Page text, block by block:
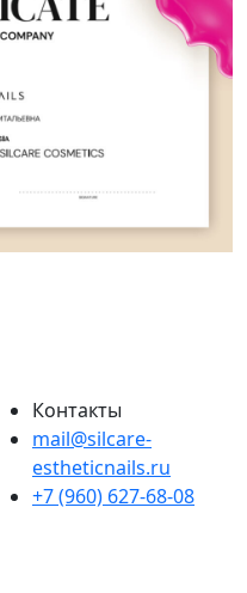
Контакты
mail@silcare-
estheticnails.ru
+7 (960) 627-68-08